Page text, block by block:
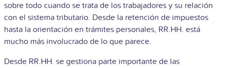
sobre todo cuando se trata de los trabajadores y su relación
con el sistema tributario. Desde la retención de impuestos
hasta la orientación en trámites personales, RR.HH. está
mucho más involucrado de lo que parece.
Desde RR.HH. se gestiona parte importante de las